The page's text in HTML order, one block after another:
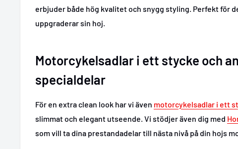
erbjuder både hög kvalitet och snygg styling. Perfekt för
uppgraderar sin hoj.
Motorcykelsadlar i ett stycke och
specialdelar
För en extra clean look har vi även motorcykelsadlar i ett
slimmat och elegant utseende. Vi stödjer även dig med
som vill ta dina prestandadelar till nästa nivå på din hojs